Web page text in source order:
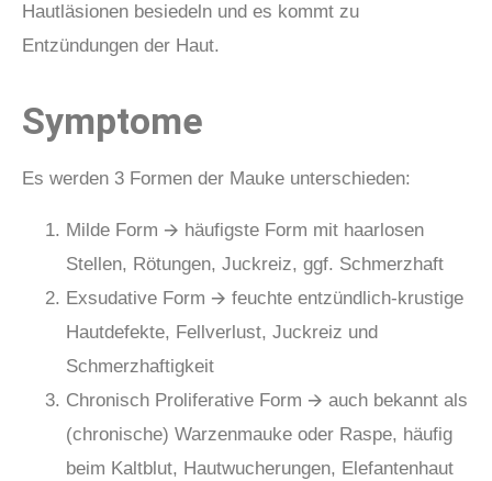
Hautläsionen besiedeln und es kommt zu
Entzündungen der Haut.
Symptome
Es werden 3 Formen der Mauke unterschieden:
Milde Form 🡪 häufigste Form mit haarlosen
Stellen, Rötungen, Juckreiz, ggf. Schmerzhaft
Exsudative Form 🡪 feuchte entzündlich-krustige
Hautdefekte, Fellverlust, Juckreiz und
Schmerzhaftigkeit
Chronisch Proliferative Form 🡪 auch bekannt als
(chronische) Warzenmauke oder Raspe, häufig
beim Kaltblut, Hautwucherungen, Elefantenhaut